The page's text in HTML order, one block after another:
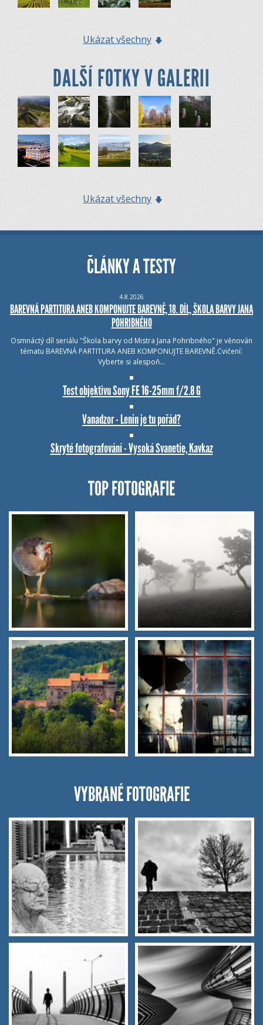
Ukázat všechny
DALŠÍ FOTKY V GALERII
Ukázat všechny
ČLÁNKY A TESTY
4.8.2026
BAREVNÁ PARTITURA ANEB KOMPONUJTE BAREVNĚ, 18. DÍL, ŠKOLA BARVY JANA
POHRIBNÉHO
Osmnáctý díl seriálu "Škola barvy od Mistra Jana Pohribného" je věnován
tématu BAREVNÁ PARTITURA ANEB KOMPONUJTE BAREVNĚ.Cvičení:
Vyberte si alespoň…
Test objektivu Sony FE 16-25mm f/2.8 G
Vanadzor - Lenin je tu pořád?
Skryté fotografování - Vysoká Svanetie, Kavkaz
TOP FOTOGRAFIE
VYBRANÉ FOTOGRAFIE